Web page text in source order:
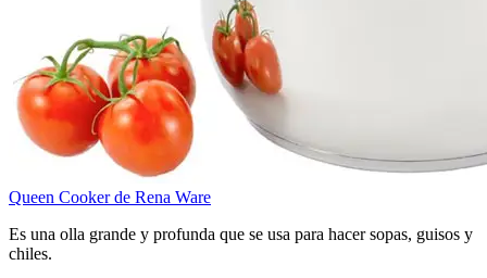
Queen Cooker de Rena Ware
Es una olla grande y profunda que se usa para hacer sopas, guisos y
chiles.